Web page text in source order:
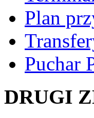
Plan
Puchar
DRUGI